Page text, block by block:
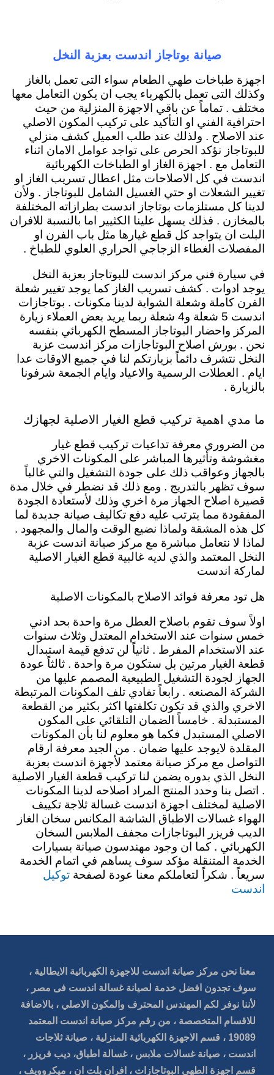
صيانة بوتاجاز اندست بعزبة النخل
اجهزة طباخات طهي الطعام سواء التى تعمل بالغاز
وكذلك التى تعمل بالكهرباء يجب ان يكون التعامل معها
مختلف . تماماً عن باقي الاجهزة المنزلية من حيث
احترافية الفني او التأكيد على تركيب المكون الاصلي
عند الاصلاح . ولذلك عند طلب العميل كشف منزلي
للبوتاجاز نؤكد الحرص على تواجد عوامل الامان اثناء
التعامل مع . اجهزة الغاز او الطباخات الكهربائية
اندست في كل الاصلاحات مثل اعطال تسريب الغاز او
تغيير الشعلات او حتي الغسيل الشامل للبوتاجاز . ولأن
لدينا كل مستلزمات بوتاجاز اندست بطرازاته المختلفة
بالمخازن . فذلك يسهل علينا الكثيير اما بالنسبة للافران
البلت ان يتواجد كل قطع غيارها مثل باب الفرن او
المفصلات الغطاء الزجاجي الحراري العلوي للطباخ .
في سيارة فني مركز اندست للبوتاجاز بعزبة النخل
يوجد ادوات . كشف تسريب الغاز كما يوجد تغيير شعلة
الفرن كاملة وشعلة الشواية لدينا مكونات . بوتاجازات
اندست 5 شعلة و4 شعلة ربما يريد بعض العملاء زيارة
المركز واحضار البوتاجاز المسطح الكهربائي بنفسه
نحن . بورش اصلاح البوتاجازات مركز اندست عزبة
النخل نتشرف دائماً بزيارتكم لنا في جميع الاوقات عدا
ايام . العطلات الرسمية والاعياد وايام الجمعة شرفونا
بالزيارة .
ما مدي اهمية تركيب قطع الغيار الاصلية لجهازك
من الضروري معرفة تداعيات تركيب قطع غيار
مغشوشة وتأثيرها المباشر على المكونات الاخري
بالجهاز وعواقب ذلك على جودة التشغيل والتي غالباً
سوف تظهر بالتدريج . ومع ذلك قد نضطر في خلال مدة
قصيرة اصلاح الجهاز مرة اخري وذلك لأستعادة الجودة
المفقودة مما يترتب عليه دفع تكاليف صيانة جديدة لما
كل هذه المشقة ولماذا نضيع الوقت والمال والمجهود .
لماذا لا نتعامل مباشرة مع مركز صيانة اندست عزبة
النخل المعتمد والذي لديه غالبية قطع الغيار الاصلية
لماركة اندست
هل تود معرفة فوائد الاصلاح بالمكونات الاصلية
اولاً سوف تقوم باصلاح العطل مرة واحدة بحد ادني
خمس سنوات عند الاستخدام المعتدل وثلاث سنوات
عند الاستخدام المفرط . ثانياً لن تدفع قيمة استبدال
قطعة الغيار مرتين بل ستكون مرة واحدة . ثالثاً عودة
الجهاز لجودة التشغيل الطبيعية المصمم عليها من
الشركة المصنعه . رابعاً تفادي تلف المكونات المرتبطة
الاخري والذي قد تكون تكلفتها اكثر بكثير من القطعة
المستبدلة . خامساً الضمان التلقائي على المكون
الاصلي المستبدل فكما هو معلوم لنا بأن المكونات
المقلدة لايوجد عليها ضمان . من الجيد معرفة ارقام
التواصل مع مركز صيانة معتمد لأجهزة اندست بعزبة
النخل الذي بدوره يضمن لنا تركيب قطعة الغيار الاصلية
. اتصل بنا وحدد المنتج المراد اصلاحه لدينا المكونات
الاصلية لمختلف اجهزة اندست غسالة ثلاجة تكييف
الهواء غسالات الاطباق الشاشة المكانس سخان الغاز
الديب فريزر البوتاجازات مجفف الملابس السخان
الكهربائي . كما ان وجود مهندسون صيانة بسيارات
الخدمة المتنقلة مؤكد سوف يساهم في اتمام الخدمة
سريعاً . شكراً لتعاملكم معنا عودة لصفحة توكيل
اندست
معنا نحن مركز صيانة اندست للاجهزة الكهربائية الايطالية ،
سوف تجدون افضل خدمة لصيانة غسالة اندست فى مصر ،
لأننا نوفر لكم المهندس المحترف والمكون الاصلي ، بالاضافة
للاقسام المتخصصة ، من رقم مركز صيانة اندست المعتمد
19089 ، قسم الاجهزة الكهربائية المنزلية ، صيانة ثلاجات
اندست ، صيانة غسالات ملابس ، غسالة اطباق، ديب فريزر ،
قسم اجهزة الطهي البوتاجازات ، افران بلت ان ، ميكروويف ،